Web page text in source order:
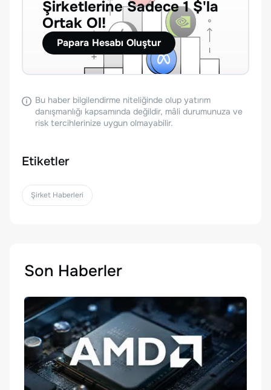
Şirketlerine Sadece 1 $'la
Ortak Ol!
Papara Hesabı Oluştur
Bu haber bilgilendirme niteliğinde olup yatırım
danışmanlığı kapsamında değildir, mâli durumunuza ve
risk tercihlerinize uygun olmayabilir.
Etiketler
Şirket Haberleri
Son Haberler